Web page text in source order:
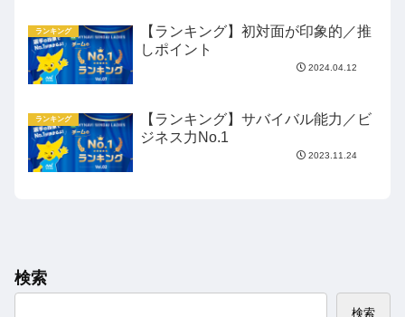
ランキング
【ランキング】初対面が印象的／推
しポイント
2024.04.12
ランキング
【ランキング】サバイバル能力／ビ
ジネス力No.1
2023.11.24
検索
検索